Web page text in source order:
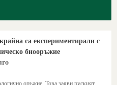
са експериментирали с
биооръжие
оръжие. Това заяви руският